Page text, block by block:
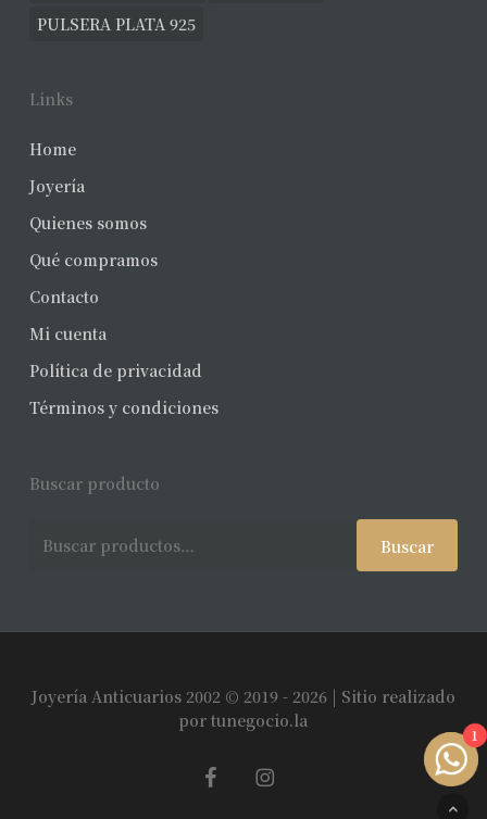
Ver Carrito Finalizar Compra
PULSERA PLATA 925
Links
Home
Joyería
Quienes somos
Qué compramos
Contacto
Mi cuenta
Política de privacidad
Términos y condiciones
Buscar producto
Buscar
Joyería Anticuarios 2002 © 2019 - 2026 | Sitio realizado
portunegocio.la
facebookinstagram
1